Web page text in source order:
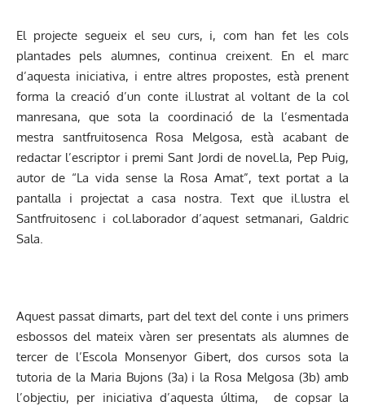
El projecte segueix el seu curs, i, com han fet les cols
plantades pels alumnes, continua creixent. En el marc
d’aquesta iniciativa, i entre altres propostes, està prenent
forma la creació d’un conte il.lustrat al voltant de la col
manresana, que sota la coordinació de la l’esmentada
mestra santfruitosenca Rosa Melgosa, està acabant de
redactar l’escriptor i premi Sant Jordi de novel.la, Pep Puig,
autor de “La vida sense la Rosa Amat”, text portat a la
pantalla i projectat a casa nostra. Text que il.lustra el
Santfruitosenc i col.laborador d’aquest setmanari, Galdric
Sala.
Aquest passat dimarts, part del text del conte i uns primers
esbossos del mateix vàren ser presentats als alumnes de
tercer de l’Escola Monsenyor Gibert, dos cursos sota la
tutoria de la Maria Bujons (3a) i la Rosa Melgosa (3b) amb
l’objectiu, per iniciativa d’aquesta última, de copsar la